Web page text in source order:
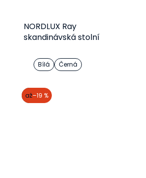
NORDLUX Ray
skandinávská stolní
Bílá Černá
akce
až–19 %